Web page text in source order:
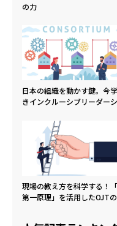
の力
日本の組織を動かす鍵。今
きインクルーシブリーダー
現場の教え方を科学する！
第一原理」を活用したOJT